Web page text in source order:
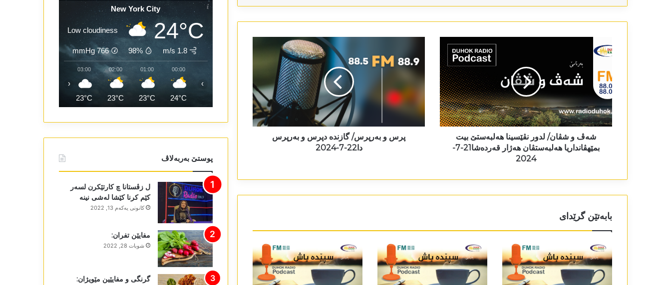
شەڤ و شڤان/ لدور نڤێسینا ھەلبەستێ بیت
بمێھڤانداریا ھەلبەستڤان ھەژار قەردەشا21-7-
2024
پرس و بەرپرس/ گازندە دپرس و بەرپرس
دا22-7-2024
بابەتێن گرێدای
New York City
24°C
Low cloudiness
1.8 m/s
98%
766
mmHg
00:00
24°C
01:00
23°C
02:00
23°C
03:00
23°C
‹ ›
پوستێ بەربەلاڤ
ل زڤستانا چ کارتێکرن لسەر
کێم کرنا کێشا لەشی نینە
كانونی یه‌كه‌م 13, 2022
مفایێن تفران:
شوبات 28, 2022
گرنگی و مفایێین مێویژان: